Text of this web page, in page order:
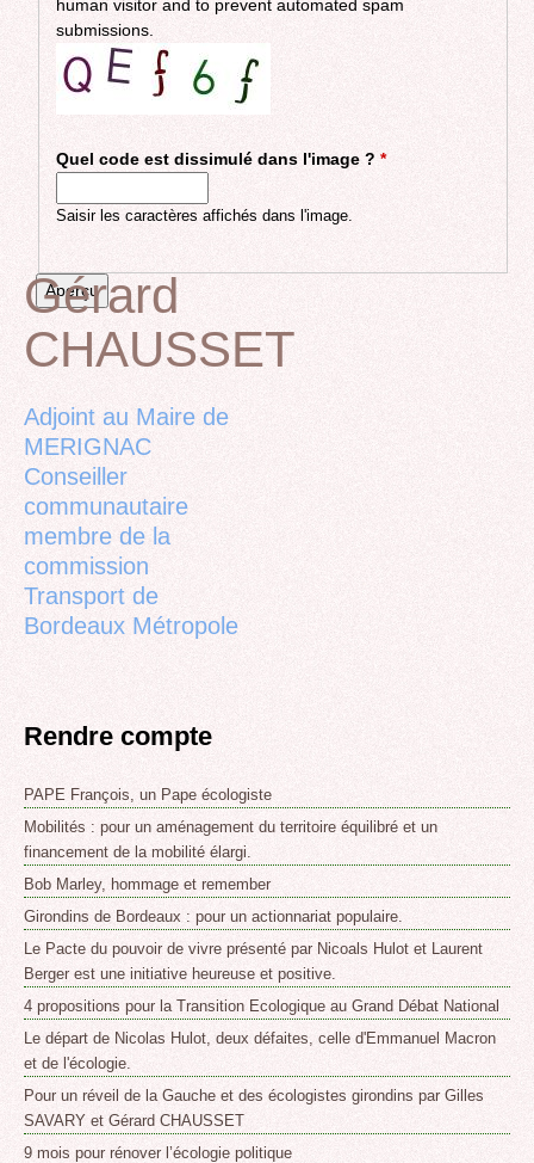
human visitor and to prevent automated spam
submissions.
Quel code est dissimulé dans l'image ? *
Saisir les caractères affichés dans l'image.
Back
to
Gérard
CHAUSSET
Adjoint au Maire de
MERIGNAC
Conseiller
communautaire
membre de la
commission
Transport de
Bordeaux Métropole
Rendre compte
PAPE François, un Pape écologiste
Mobilités : pour un aménagement du territoire équilibré et un
financement de la mobilité élargi.
Bob Marley, hommage et remember
Girondins de Bordeaux : pour un actionnariat populaire.
Le Pacte du pouvoir de vivre présenté par Nicoals Hulot et Laurent
Berger est une initiative heureuse et positive.
4 propositions pour la Transition Ecologique au Grand Débat National
Le départ de Nicolas Hulot, deux défaites, celle d'Emmanuel Macron
et de l'écologie.
Pour un réveil de la Gauche et des écologistes girondins par Gilles
SAVARY et Gérard CHAUSSET
9 mois pour rénover l’écologie politique